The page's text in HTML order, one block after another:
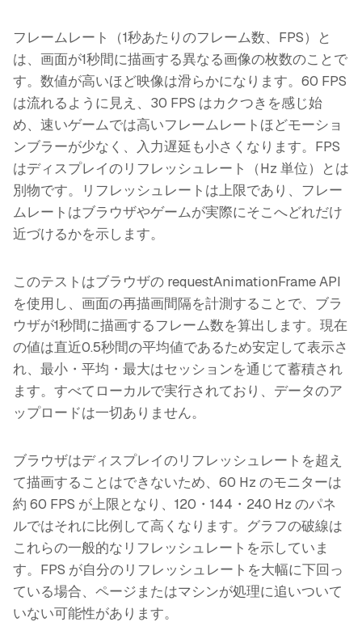
フレームレート（1秒あたりのフレーム数、FPS）と
は、画面が1秒間に描画する異なる画像の枚数のことで
す。数値が高いほど映像は滑らかになります。60 FPS
は流れるように見え、30 FPS はカクつきを感じ始
め、速いゲームでは高いフレームレートほどモーショ
ンブラーが少なく、入力遅延も小さくなります。FPS
はディスプレイのリフレッシュレート（Hz 単位）とは
別物です。リフレッシュレートは上限であり、フレー
ムレートはブラウザやゲームが実際にそこへどれだけ
近づけるかを示します。
このテストはブラウザの requestAnimationFrame API
を使用し、画面の再描画間隔を計測することで、ブラ
ウザが1秒間に描画するフレーム数を算出します。現在
の値は直近0.5秒間の平均値であるため安定して表示さ
れ、最小・平均・最大はセッションを通じて蓄積され
ます。すべてローカルで実行されており、データのア
ップロードは一切ありません。
ブラウザはディスプレイのリフレッシュレートを超え
て描画することはできないため、60 Hz のモニターは
約 60 FPS が上限となり、120・144・240 Hz のパネ
ルではそれに比例して高くなります。グラフの破線は
これらの一般的なリフレッシュレートを示していま
す。FPS が自分のリフレッシュレートを大幅に下回っ
ている場合、ページまたはマシンが処理に追いついて
いない可能性があります。